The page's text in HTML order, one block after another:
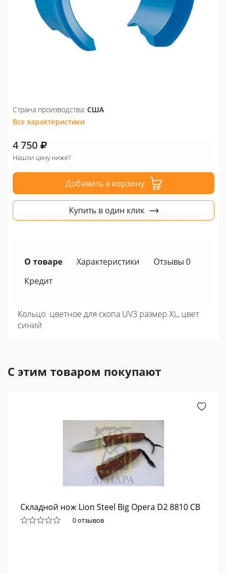
Страна производства: США
Все характеристики
4 750
Нашли цену ниже?
Добавить в корзину
Купить в один клик
О товаре Характеристики
Отзывы 0
Кредит
Кольцо цветное для скопа UV3 размер XL, цвет
синий
С этим товаром покупают
Складной нож Lion Steel Big Opera D2 8810 CB
0 отзывов